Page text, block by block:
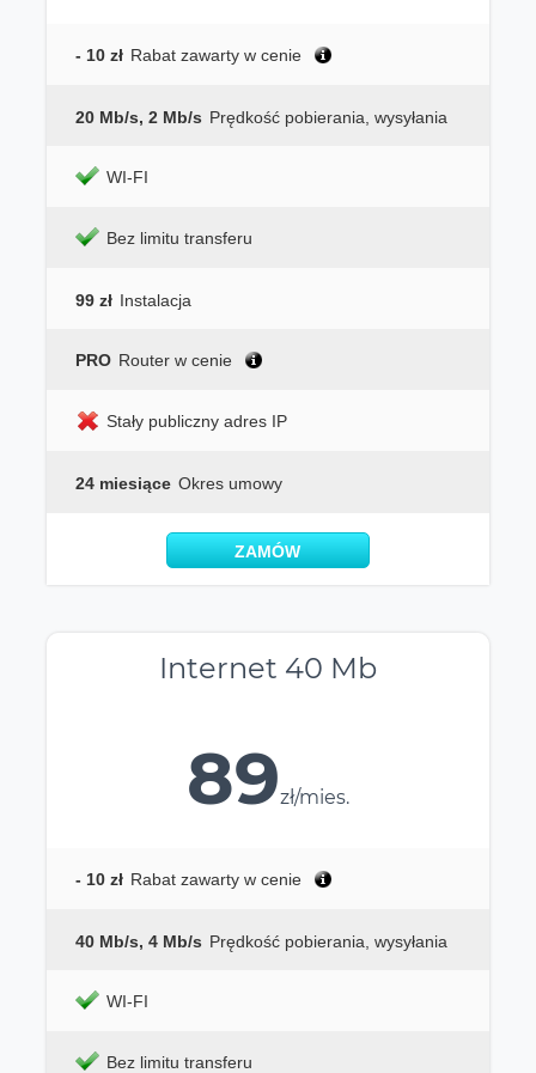
- 10 zł Rabat zawarty w cenie
20 Mb/s, 2 Mb/s Prędkość pobierania, wysyłania
WI-FI
Bez limitu transferu
99 zł Instalacja
PRO Router w cenie
Stały publiczny adres IP
24 miesiące Okres umowy
ZAMÓW
Internet 40 Mb
89zł/mies.
- 10 zł Rabat zawarty w cenie
40 Mb/s, 4 Mb/s Prędkość pobierania, wysyłania
WI-FI
Bez limitu transferu